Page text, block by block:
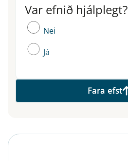
Var efnið hjálplegt?
Var efnið hjálplegt?
Nei
Já
Fara efst